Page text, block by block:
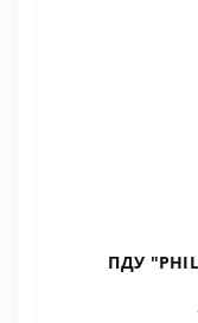
ПДУ